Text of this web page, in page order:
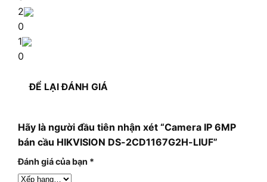
2
0
1
0
ĐỂ LẠI ĐÁNH GIÁ
Hãy là người đầu tiên nhận xét “Camera IP 6MP
bán cầu HIKVISION DS-2CD1167G2H-LIUF”
Đánh giá của bạn *